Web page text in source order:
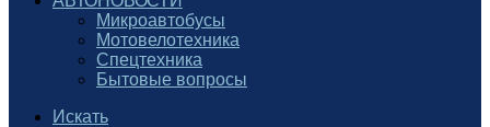
Микроавтобусы
Мотовелотехника
Спецтехника
Бытовые вопросы
Искать